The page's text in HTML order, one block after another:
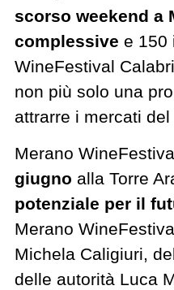
scorso weekend a
complessive e 150
WineFestival
non più solo una
attrarre i mercati del
Merano
giugno alla Torre
potenziale per il
Merano
Michela Caligiuri,
delle autorità Luca